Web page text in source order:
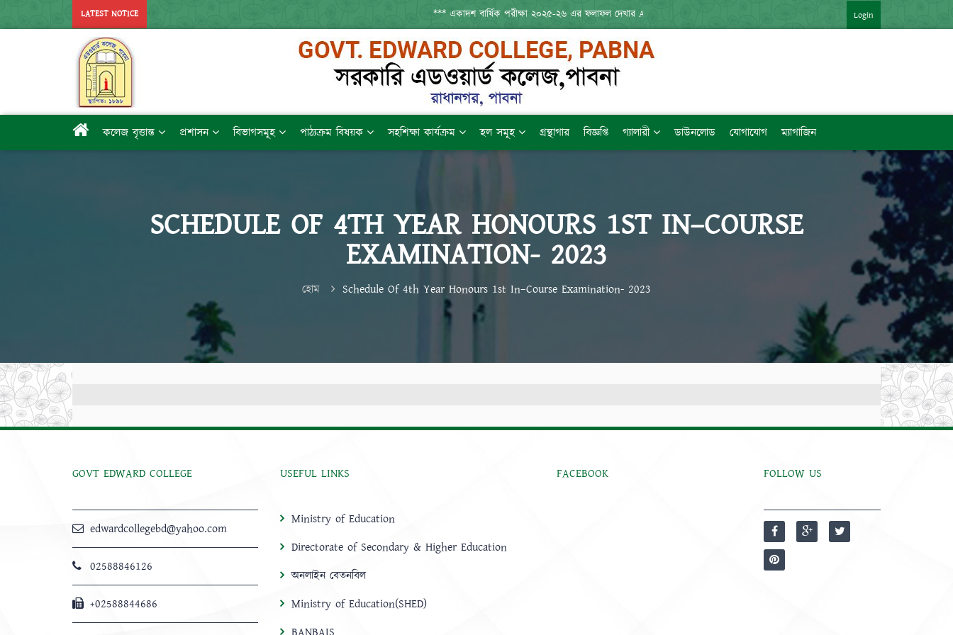
LATEST NOTICE *** একাদশ বার্ষিক পরীক্ষা ২০২৫-২৬ এর ফলাফল দেখার APP : HTTPS://SHORTURL.AT/ZTVZQ (বিষয়ভিত্তিক মেধাক্রম সহ)   [LINK কপি
Login
কলেজ বৃত্তান্ত প্রশাসন বিভাগসমূহ পাঠ্যক্রম বিষয়ক সহশিক্ষা কার্যক্রম হল সমূহ গ্রন্থাগার বিজ্ঞপ্তি গ্যালারী ডাউনলোড যোগাযোগ ম্যাগাজিন
SCHEDULE OF 4TH YEAR HONOURS 1ST IN–COURSE
EXAMINATION- 2023
হোম Schedule Of 4th Year Honours 1st In–Course Examination- 2023
GOVT EDWARD COLLEGE
edwardcollegebd@yahoo.com
02588846126
+02588844686
USEFUL LINKS
Ministry of Education
Directorate of Secondary & Higher Education
অনলাইন বেতনবিল
Ministry of Education(SHED)
FACEBOOK FOLLOW US